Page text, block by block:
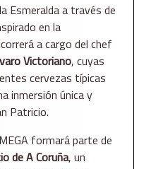
Esmeralda a través de
en la
a cargo del chef
Victoriano, cuyas
cervezas típicas
inmersión única y
Patricio.
formará parte de
de A Coruña, un